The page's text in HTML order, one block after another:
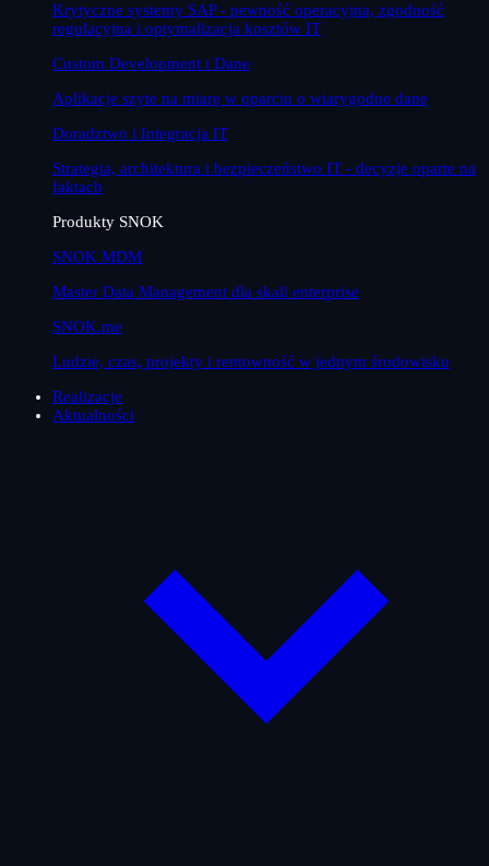
Krytyczne systemy SAP - pewność operacyjna, zgodność
regulacyjna i optymalizacja kosztów IT
Custom Development i Dane
Aplikacje szyte na miarę w oparciu o wiarygodne dane
Doradztwo i Integracja IT
Strategia, architektura i bezpieczeństwo IT - decyzje oparte na
faktach
Produkty SNOK
SNOK MDM
Master Data Management dla skali enterprise
SNOK.me
Ludzie, czas, projekty i rentowność w jednym środowisku
Realizacje
Aktualności